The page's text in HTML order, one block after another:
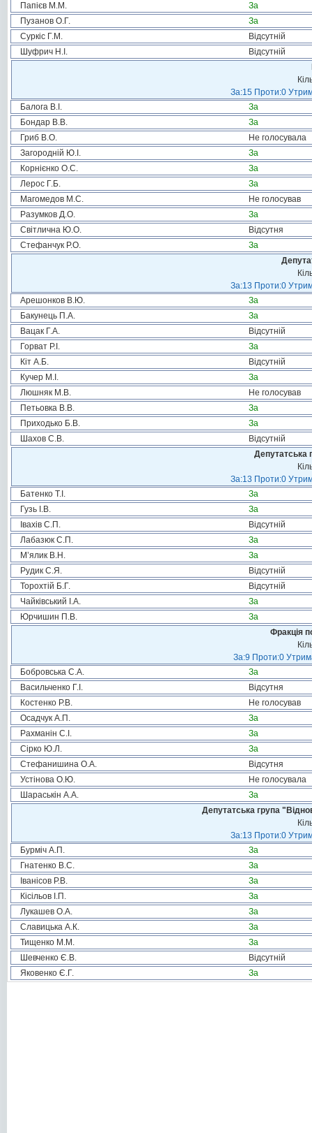
Папієв М.М.
За
Пузанов О.Г.
За
Суркіс Г.М.
Відсутній
Шуфрич Н.І.
Відсутній
За:15 Проти:0
Балога В.І.
За
Бондар В.В.
За
Гриб В.О.
Не голосувала
Загородній Ю.І.
За
Корнієнко О.С.
За
Лерос Г.Б.
За
Магомедов М.С.
Не голосував
Разумков Д.О.
За
Світлична Ю.О.
Відсутня
Стефанчук Р.О.
За
За:13 Проти:0
Арешонков В.Ю.
За
Бакунець П.А.
За
Вацак Г.А.
Відсутній
Горват Р.І.
За
Кіт А.Б.
Відсутній
Кучер М.І.
За
Люшняк М.В.
Не голосував
Петьовка В.В.
За
Приходько Б.В.
За
Шахов С.В.
Відсутній
Депутатська
За:13 Проти:0
Батенко Т.І.
За
Гузь І.В.
За
Івахів С.П.
Відсутній
Лабазюк С.П.
За
М’ялик В.Н.
За
Рудик С.Я.
Відсутній
Торохтій Б.Г.
Відсутній
Чайківський І.А.
За
Юрчишин П.В.
За
Фракція
За:9 Проти:0
Бобровська С.А.
За
Васильченко Г.І.
Відсутня
Костенко Р.В.
Не голосував
Осадчук А.П.
За
Рахманін С.І.
За
Сірко Ю.Л.
За
Стефанишина О.А.
Відсутня
Устінова О.Ю.
Не голосувала
Шараськін А.А.
За
Депутатська група
За:13 Проти:0
Бурміч А.П.
За
Гнатенко В.С.
За
Іванісов Р.В.
За
Кісільов І.П.
За
Лукашев О.А.
За
Славицька А.К.
За
Тищенко М.М.
За
Шевченко Є.В.
Відсутній
Яковенко Є.Г.
За